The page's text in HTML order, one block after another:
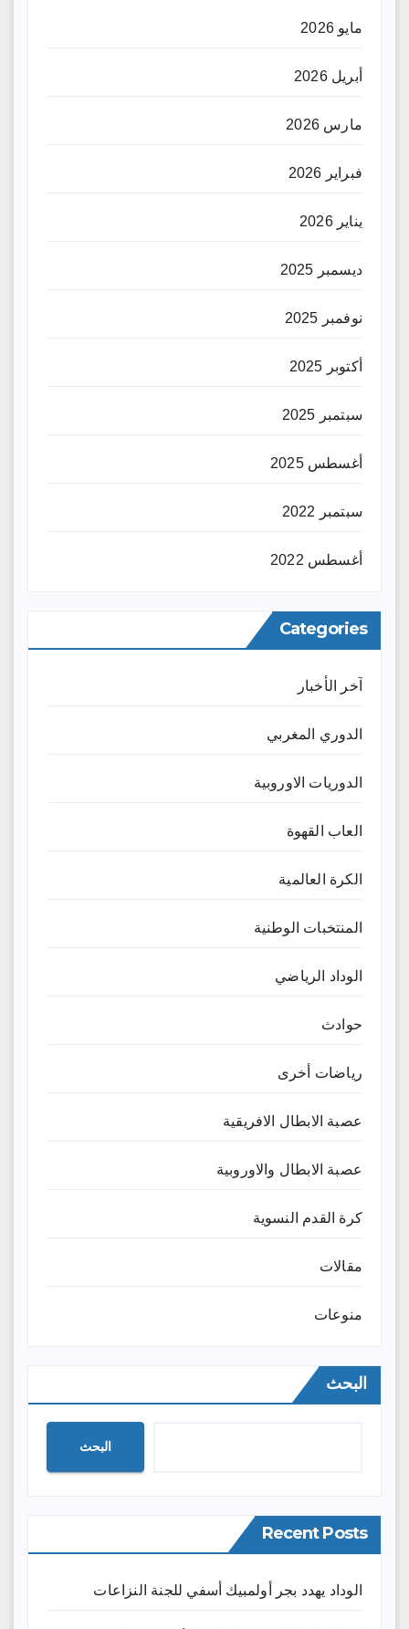
مايو 2026
أبريل 2026
مارس 2026
فبراير 2026
يناير 2026
ديسمبر 2025
نوفمبر 2025
أكتوبر 2025
سبتمبر 2025
أغسطس 2025
سبتمبر 2022
أغسطس 2022
Categories
آخر الأخبار
الدوري المغربي
الدوريات الاوروبية
العاب القهوة
الكرة العالمية
المنتخبات الوطنية
الوداد الرياضي
حوادث
رياضات أخرى
عصبة الابطال الافريقية
عصبة الابطال والاوروبية
كرة القدم النسوية
مقالات
منوعات
البحث
البحث
Recent Posts
الوداد يهدد بجر أولمبيك أسفي للجنة النزاعات